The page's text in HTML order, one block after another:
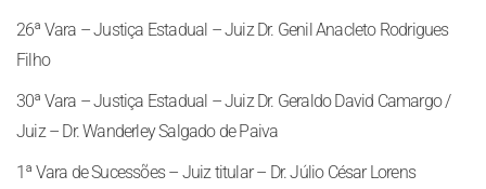
26ª Vara – Justiça Estadual – Juiz Dr. Genil Anacleto Rodrigues
Filho
30ª Vara – Justiça Estadual – Juiz Dr. Geraldo David Camargo /
Juiz – Dr. Wanderley Salgado de Paiva
1ª Vara de Sucessões – Juiz titular – Dr. Júlio César Lorens